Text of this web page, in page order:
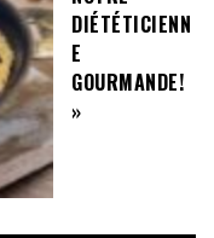
DIÉTÉTICIENN
E
GOURMANDE!
»